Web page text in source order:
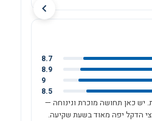
8.7
8.9
9
8.5
יש כאן תחושה מוכרת ונינוחה —
הדקל יפה מאוד בשעת שקיעה.